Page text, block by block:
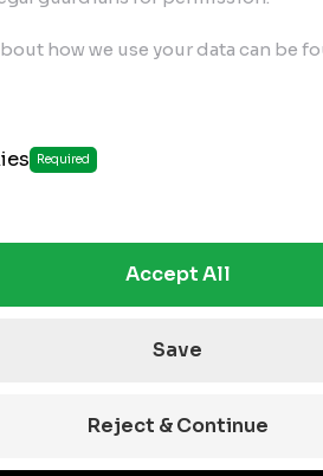
how we use your data can be
Required
Accept All
Save
Reject & Continue